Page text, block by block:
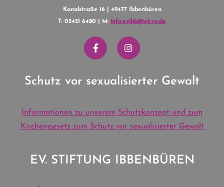
Kanalstraße 16 | 49477 Ibbenbüren
T: 05451 6480 | M: info.evibb@ekvw.de
Schutz vor sexualisierter Gewalt
Informationen zu unserem Schutzkonzept und zum
Kirchengesetz zum Schutz vor sexualisierter Gewalt
EV. STIFTUNG IBBENBÜREN